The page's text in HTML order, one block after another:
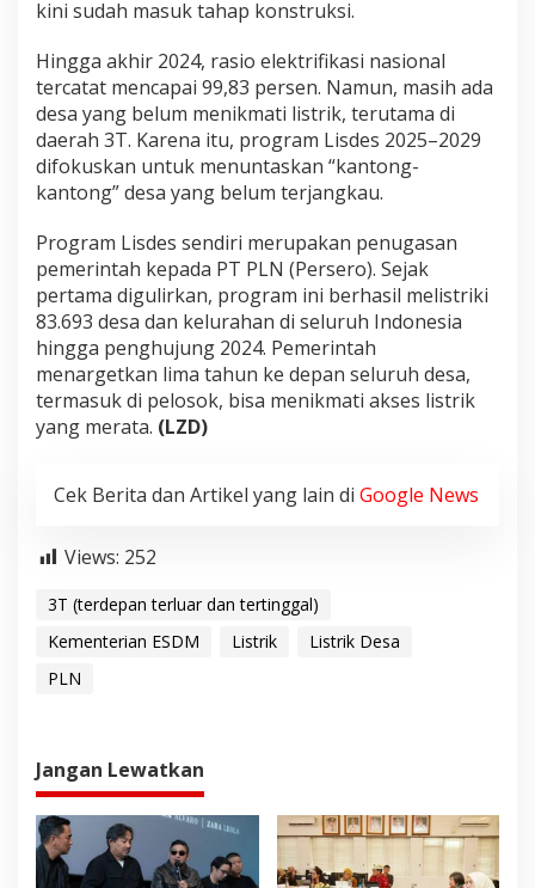
kini sudah masuk tahap konstruksi.
Hingga akhir 2024, rasio elektrifikasi nasional
tercatat mencapai 99,83 persen. Namun, masih ada
desa yang belum menikmati listrik, terutama di
daerah 3T. Karena itu, program Lisdes 2025–2029
difokuskan untuk menuntaskan “kantong-
kantong” desa yang belum terjangkau.
Program Lisdes sendiri merupakan penugasan
pemerintah kepada PT PLN (Persero). Sejak
pertama digulirkan, program ini berhasil melistriki
83.693 desa dan kelurahan di seluruh Indonesia
hingga penghujung 2024. Pemerintah
menargetkan lima tahun ke depan seluruh desa,
termasuk di pelosok, bisa menikmati akses listrik
yang merata. (LZD)
Cek Berita dan Artikel yang lain di Google News
Views: 252
3T (terdepan terluar dan tertinggal)
Kementerian ESDM
Listrik
Listrik Desa
PLN
Jangan Lewatkan